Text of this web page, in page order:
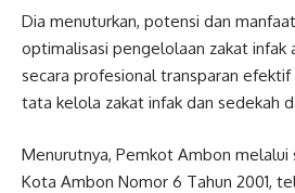
Dia menuturkan, potensi dan
optimalisasi pengelolaan zakat infak
secara profesional transparan efektif
tata kelola zakat infak dan sedekah
Menurutnya, Pemkot Ambon melalui
Kota Ambon Nomor 6 Tahun 2001,